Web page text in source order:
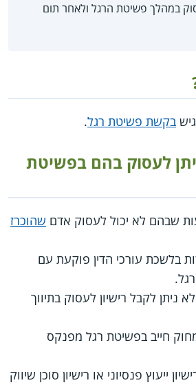
במהלך פשיטת הרגל ולאחר תום
בקשת פשיטת רגל.
לעסוק בהם בפשיטת
שבהם לא יכול לעסוק אדם שהוכרז
בלשכת עורכי הדין פוקעת עם
ניתן לקבל רישיון לעסוק בתיווך
חייב בפשיטת רגל מפנקס
ייעוץ פנסיוני או רישיון סוכן שיווק